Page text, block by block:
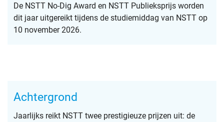
De NSTT No-Dig Award en NSTT Publieksprijs worden
dit jaar uitgereikt tijdens de studiemiddag van NSTT op
10 november 2026.
Achtergrond
Jaarlijks reikt NSTT twee prestigieuze prijzen uit: de